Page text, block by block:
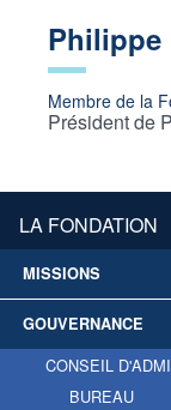
Philippe
Membre de la
Président de
LA FONDATION
MISSIONS
GOUVERNANCE
CONSEIL
BUREAU